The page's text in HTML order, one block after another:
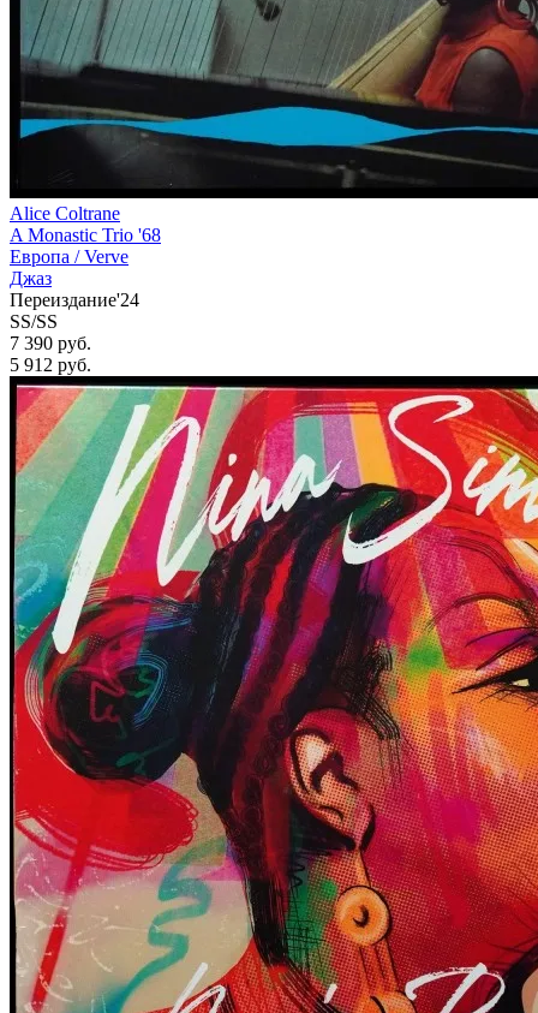
Alice Coltrane
A Monastic Trio '68
Европа /Verve
Джаз
Переиздание'24
SS/SS
7 390 руб.
5 912 руб.